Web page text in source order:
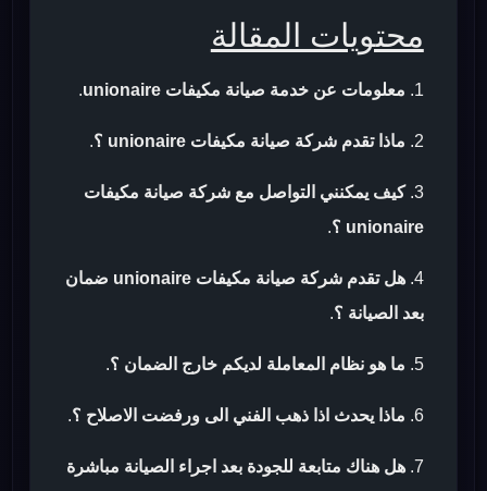
محتويات المقالة
معلومات عن خدمة صيانة مكيفات unionaire .
ماذا تقدم شركة صيانة مكيفات unionaire ؟ .
كيف يمكنني التواصل مع شركة صيانة مكيفات
unionaire ؟
.
هل تقدم شركة صيانة مكيفات unionaire ضمان
بعد الصيانة ؟.
ما هو نظام المعاملة لديكم خارج الضمان ؟.
ماذا يحدث اذا ذهب الفني الى ورفضت الاصلاح ؟.
هل هناك متابعة للجودة بعد اجراء الصيانة مباشرة